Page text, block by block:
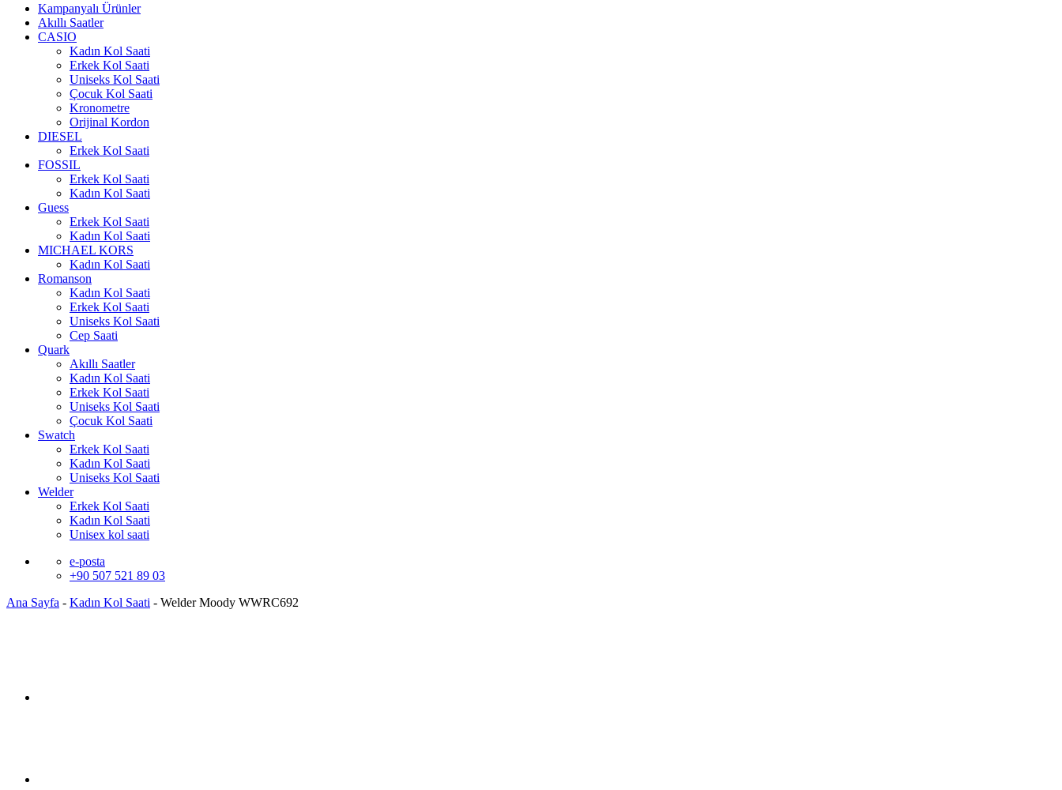
Kampanyalı Ürünler
Akıllı Saatler
CASIO
Kadın Kol Saati
Erkek Kol Saati
Uniseks Kol Saati
Çocuk Kol Saati
Kronometre
Orijinal Kordon
DIESEL
Erkek Kol Saati
FOSSIL
Erkek Kol Saati
Kadın Kol Saati
Guess
Erkek Kol Saati
Kadın Kol Saati
MICHAEL KORS
Kadın Kol Saati
Romanson
Kadın Kol Saati
Erkek Kol Saati
Uniseks Kol Saati
Cep Saati
Quark
Akıllı Saatler
Kadın Kol Saati
Erkek Kol Saati
Uniseks Kol Saati
Çocuk Kol Saati
Swatch
Erkek Kol Saati
Kadın Kol Saati
Uniseks Kol Saati
Welder
Erkek Kol Saati
Kadın Kol Saati
Unisex kol saati
e-posta
+90 507 521 89 03
Ana Sayfa - Kadın Kol Saati - Welder Moody WWRC692